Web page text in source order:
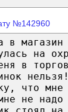
№142960
в магазин
на
в
нельзя!
что мне
не надо